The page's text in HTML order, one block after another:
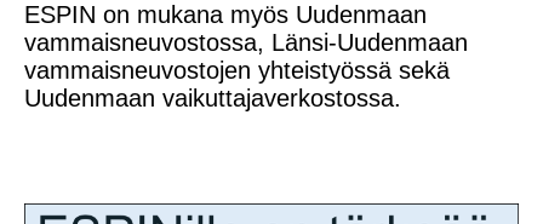
ESPIN on mukana myös Uudenmaan
vammaisneuvostossa, Länsi-Uudenmaan
vammaisneuvostojen yhteistyössä sekä
Uudenmaan vaikuttajaverkostossa.